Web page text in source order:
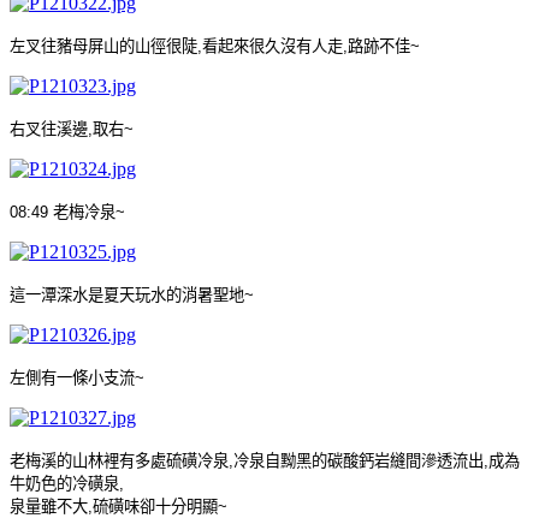
左叉往豬母屏山的山徑很陡 看起來很久沒有人走 路跡不佳~
右叉往溪邊 取右~
08:49 老梅冷泉~
這一潭深水是夏天玩水的消暑聖地~
左側有一條小支流~
老梅溪的山林裡有多處硫磺冷泉 冷泉自黝黑的碳酸鈣岩縫間滲透流出 成為
牛奶色的冷磺泉
泉量雖不大 硫磺味卻十分明顯~